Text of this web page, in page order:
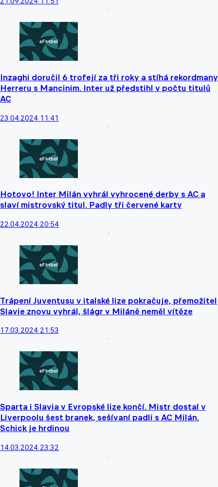
Inzaghi doručil 6 trofejí za tři roky a stíhá rekordmany
Herreru s Mancinim. Inter už předstihl v počtu titulů
AC
23.04.2024 11:41
Hotovo! Inter Milán vyhrál vyhrocené derby s AC a
slaví mistrovský titul. Padly tři červené karty
22.04.2024 20:54
Trápení Juventusu v italské lize pokračuje, přemožitel
Slavie znovu vyhrál, šlágr v Miláně neměl vítěze
17.03.2024 21:53
Sparta i Slavia v Evropské lize končí. Mistr dostal v
Liverpoolu šest branek, sešívaní padli s AC Milán.
Schick je hrdinou
14.03.2024 23:32